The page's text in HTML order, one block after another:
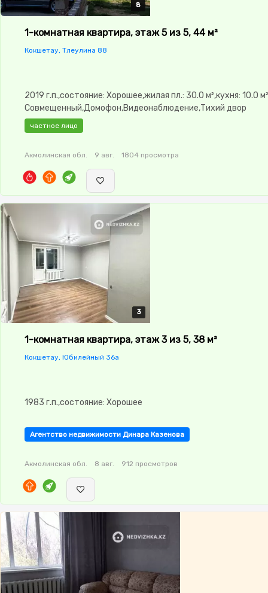
8
8
8
8
8
1-комнатная квартира, этаж 5 из 5, 44 м²
Кокшетау, Тлеулина 88
2019 г.п.,состояние: Хорошее,жилая пл.: 30.0 м²,кухня: 10.0
Совмещенный,Домофон,Видеонаблюдение,Тихий двор
частное лицо
Акмолинская обл. 9 авг. 1804 просмотра
3
3
3
1-комнатная квартира, этаж 3 из 5, 38 м²
Кокшетау, Юбилейный 36а
1983 г.п.,состояние: Хорошее
Агентство недвижимости Динара Казенова
Акмолинская обл. 8 авг. 912 просмотров